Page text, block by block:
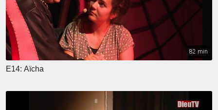
82 min
E14: Aïcha